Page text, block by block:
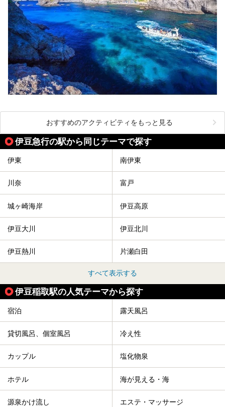
おすすめのアクティビティをもっと見る
伊豆急行の駅から同じテーマで探す
伊東 南伊東
川奈 富戸
城ヶ崎海岸 伊豆高原
伊豆大川 伊豆北川
伊豆熱川 片瀬白田
すべて表示する
伊豆稲取駅の人気テーマから探す
宿泊 露天風呂
貸切風呂、個室風呂 冷え性
カップル 塩化物泉
ホテル 海が見える・海
源泉かけ流し エステ・マッサージ